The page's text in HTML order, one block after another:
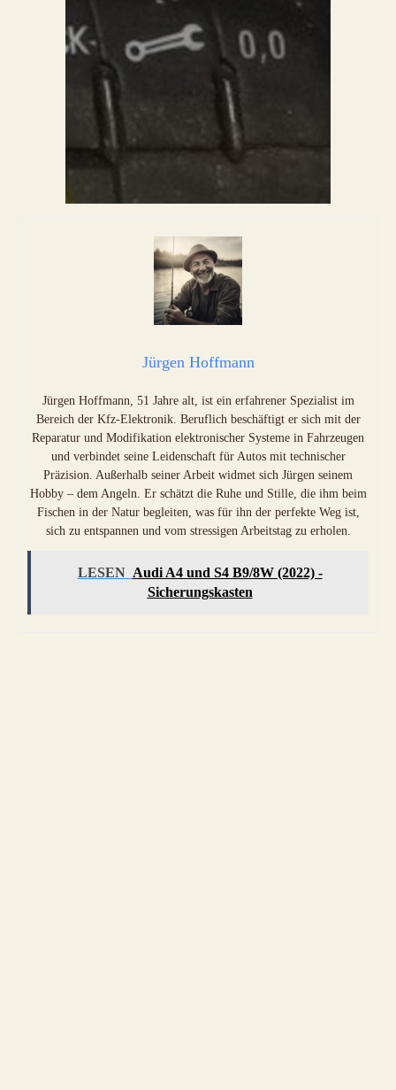
Jürgen Hoffmann
Jürgen Hoffmann, 51 Jahre alt, ist ein erfahrener Spezialist im
Bereich der Kfz-Elektronik. Beruflich beschäftigt er sich mit der
Reparatur und Modifikation elektronischer Systeme in Fahrzeugen
und verbindet seine Leidenschaft für Autos mit technischer
Präzision. Außerhalb seiner Arbeit widmet sich Jürgen seinem
Hobby – dem Angeln. Er schätzt die Ruhe und Stille, die ihm beim
Fischen in der Natur begleiten, was für ihn der perfekte Weg ist,
sich zu entspannen und vom stressigen Arbeitstag zu erholen.
LESEN Audi A4 und S4 B9/8W (2022) -
Sicherungskasten